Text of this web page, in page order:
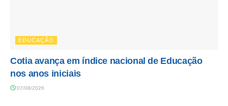
EDUCAÇÃO
Cotia avança em índice nacional de Educação
nos anos iniciais
07/08/2026